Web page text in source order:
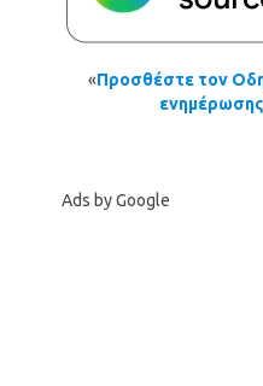
«Προσθέστε τον
Ads by Google